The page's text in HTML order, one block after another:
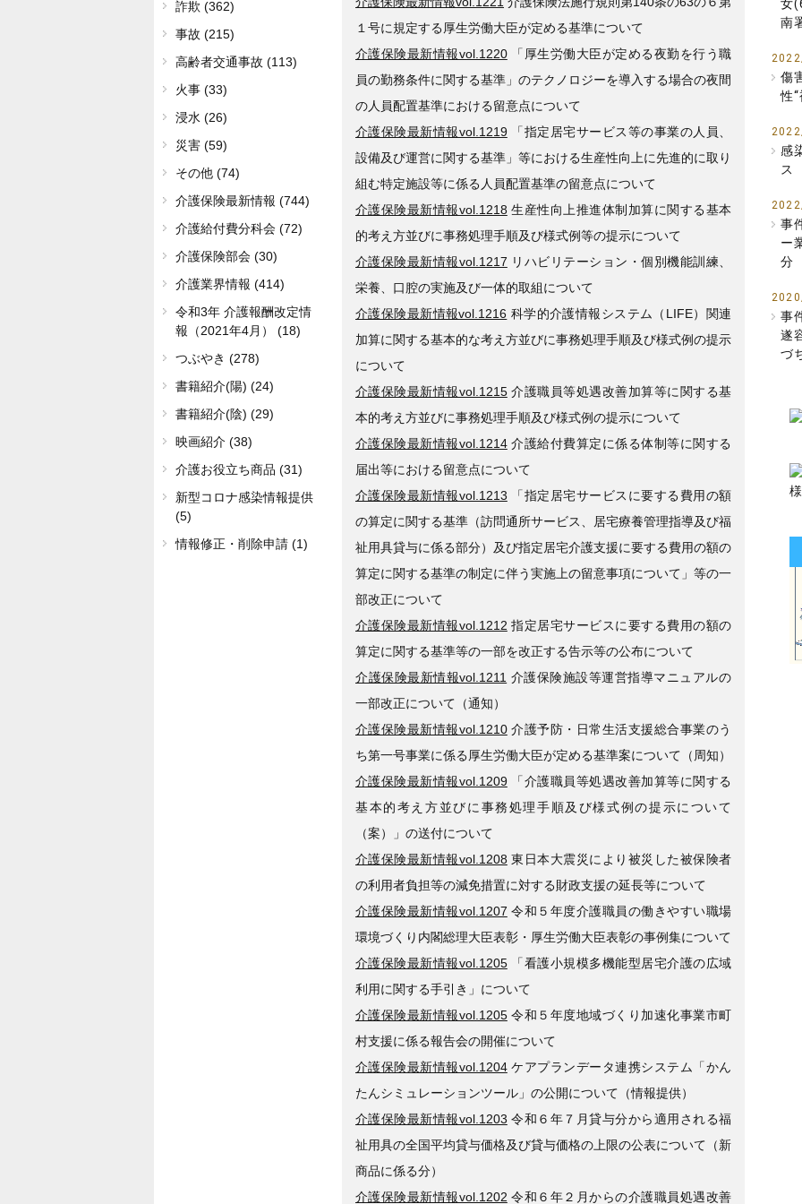
１号に規定する厚生労働大臣が定める基準について
介護保険最新情報vol.1220「厚生労働大臣が定める夜勤を行う職
員の勤務条件に関する基準」のテクノロジーを導入する場合の夜間
の人員配置基準における留意点について
介護保険最新情報vol.1219「指定居宅サービス等の事業の人員、
設備及び運営に関する基準」等における生産性向上に先進的に取り
組む特定施設等に係る人員配置基準の留意点について
介護保険最新情報vol.1218 生産性向上推進体制加算に関する基本
的考え方並びに事務処理手順及び様式例等の提示について
介護保険最新情報vol.1217 リハビリテーション・個別機能訓練、
栄養、口腔の実施及び一体的取組について
介護保険最新情報vol.1216 科学的介護情報システム（LIFE）関連
加算に関する基本的な考え方並びに事務処理手順及び様式例の提示
について
介護保険最新情報vol.1215介護職員等処遇改善加算等に関する基
本的考え方並びに事務処理手順及び様式例の提示について
介護保険最新情報vol.1214介護給付費算定に係る体制等に関する
届出等における留意点について
介護保険最新情報vol.1213 「指定居宅サービスに要する費用の額
の算定に関する基準（訪問通所サービス、居宅療養管理指導及び福
祉用具貸与に係る部分）及び指定居宅介護支援に要する費用の額の
算定に関する基準の制定に伴う実施上の留意事項について」等の一
部改正について
介護保険最新情報vol.1212 指定居宅サービスに要する費用の額の
算定に関する基準等の一部を改正する告示等の公布について
介護保険最新情報vol.1211 介護保険施設等運営指導マニュアルの
一部改正について（通知）
介護保険最新情報vol.1210介護予防・日常生活支援総合事業のう
ち第一号事業に係る厚生労働大臣が定める基準案について（周知）
介護保険最新情報vol.1209「介護職員等処遇改善加算等に関する
基本的考え方並びに事務処理手順及び様式例の提示について
（案）」の送付について
介護保険最新情報vol.1208 東日本大震災により被災した被保険者
の利用者負担等の減免措置に対する財政支援の延長等について
介護保険最新情報vol.1207 令和５年度介護職員の働きやすい職場
環境づくり内閣総理大臣表彰・厚生労働大臣表彰の事例集について
介護保険最新情報vol.1205「看護小規模多機能型居宅介護の広域
利用に関する手引き」について
介護保険最新情報vol.1205令和５年度地域づくり加速化事業市町
村支援に係る報告会の開催について
介護保険最新情報vol.1204ケアプランデータ連携システム「かん
たんシミュレーションツール」の公開について（情報提供）
介護保険最新情報vol.1203 令和６年７月貸与分から適用される福
祉用具の全国平均貸与価格及び貸与価格の上限の公表について（新
商品に係る分）
介護保険最新情報vol.1202 令和６年２月からの介護職員処遇改善
女
傷
性
感
ス
事
ー
分
事
遂
づ
詐欺 (362)
事故 (215)
高齢者交通事故 (113)
火事 (33)
浸水 (26)
災害 (59)
その他 (74)
介護保険最新情報 (744)
介護給付費分科会 (72)
介護保険部会 (30)
介護業界情報 (414)
令和3年 介護報酬改定情
報（2021年4月） (18)
つぶやき (278)
書籍紹介(陽) (24)
書籍紹介(陰) (29)
映画紹介 (38)
介護お役立ち商品 (31)
新型コロナ感染情報提供
(5)
情報修正・削除申請 (1)